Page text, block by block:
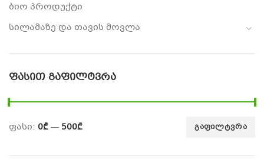
ბიო პროდუქტი
სილამაზე და თავის მოვლა
ᲤᲐᲡᲘᲗ ᲒᲐᲤᲘᲚᲢᲕᲠᲐ
ᲒᲐᲤᲘᲚᲢᲕᲠᲐ
ფასი: 0₾— 500₾